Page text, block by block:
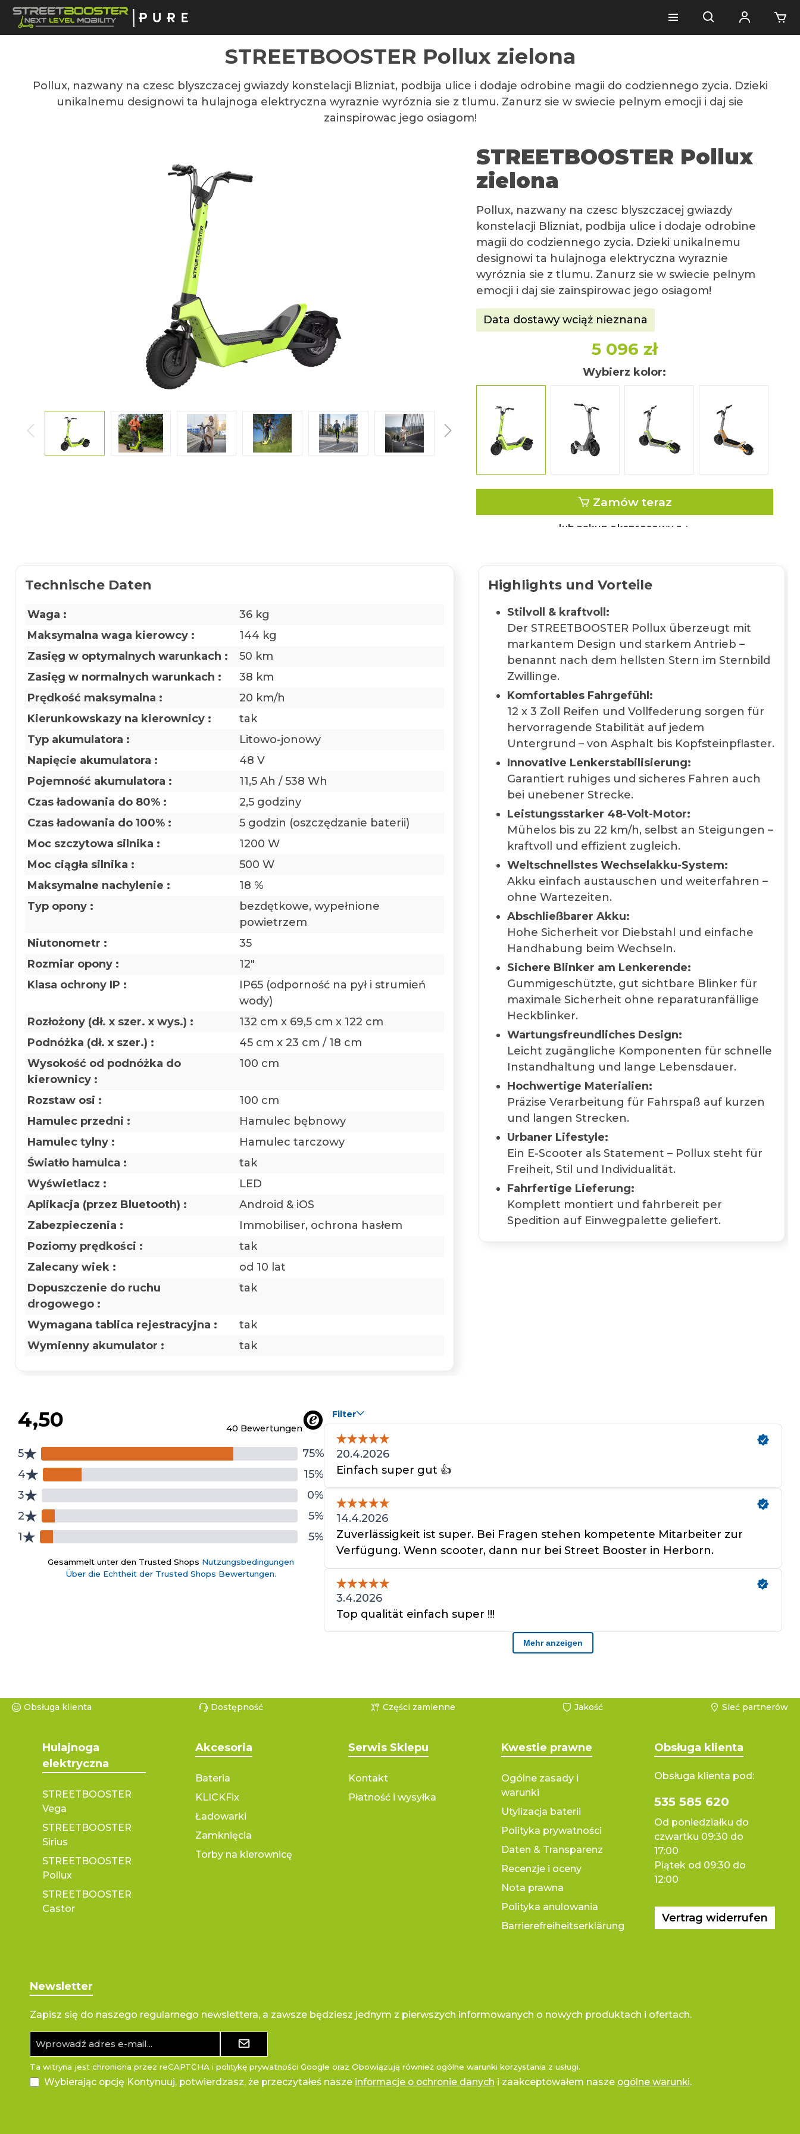
Przejdź do głównej nawigacji
STREETBOOSTER Pollux zielona
Pollux, nazwany na czesc blyszczacej gwiazdy konstelacji Blizniat, podbija ulice i dodaje odrobine magii do codziennego zycia. Dzieki
unikalnemu designowi ta hulajnoga elektryczna wyraznie wyróznia sie z tlumu. Zanurz sie w swiecie pelnym emocji i daj sie
zainspirowac jego osiagom!
STREETBOOSTER Pollux
zielona
Pollux, nazwany na czesc blyszczacej gwiazdy
konstelacji Blizniat, podbija ulice i dodaje odrobine
magii do codziennego zycia. Dzieki unikalnemu
designowi ta hulajnoga elektryczna wyraznie
wyróznia sie z tlumu. Zanurz sie w swiecie pelnym
emocji i daj sie zainspirowac jego osiagom!
Data dostawy wciąż nieznana
5 096 zł
Wybierz kolor:
grün silber srebrny zielonysrebrny
Zamów teraz
lub zakup ekspresowy z ↓
Technische Daten
Waga :
36 kg
Maksymalna waga kierowcy :
144 kg
Zasięg w optymalnych warunkach :
50 km
Zasięg w normalnych warunkach :
38 km
Prędkość maksymalna :
20 km/h
Kierunkowskazy na kierownicy :
tak
Typ akumulatora :
Litowo-jonowy
Napięcie akumulatora :
48 V
Pojemność akumulatora :
11,5 Ah / 538 Wh
Czas ładowania do 80% :
2,5 godziny
Czas ładowania do 100% :
5 godzin (oszczędzanie baterii)
Moc szczytowa silnika :
1200 W
Moc ciągła silnika :
500 W
Maksymalne nachylenie :
18 %
Typ opony :
bezdętkowe, wypełnione
powietrzem
Niutonometr :
35
Rozmiar opony :
12"
Klasa ochrony IP :
IP65 (odporność na pył i strumień
wody)
Rozłożony (dł. x szer. x wys.) :
132 cm x 69,5 cm x 122 cm
Podnóżka (dł. x szer.) :
45 cm x 23 cm / 18 cm
Wysokość od podnóżka do
kierownicy :
100 cm
Rozstaw osi :
100 cm
Hamulec przedni :
Hamulec bębnowy
Hamulec tylny :
Hamulec tarczowy
Światło hamulca :
tak
Wyświetlacz :
LED
Aplikacja (przez Bluetooth) :
Android & iOS
Zabezpieczenia :
Immobiliser, ochrona hasłem
Poziomy prędkości :
tak
Zalecany wiek :
od 10 lat
Dopuszczenie do ruchu
drogowego :
tak
Wymagana tablica rejestracyjna :
tak
Wymienny akumulator :
tak
Highlights und Vorteile
Stilvoll & kraftvoll:
Der STREETBOOSTER Pollux überzeugt mit
markantem Design und starkem Antrieb –
benannt nach dem hellsten Stern im Sternbild
Zwillinge.
Komfortables Fahrgefühl:
12 x 3 Zoll Reifen und Vollfederung sorgen für
hervorragende Stabilität auf jedem
Untergrund – von Asphalt bis Kopfsteinpflaster.
Innovative Lenkerstabilisierung:
Garantiert ruhiges und sicheres Fahren auch
bei unebener Strecke.
Leistungsstarker 48-Volt-Motor:
Mühelos bis zu 22 km/h, selbst an Steigungen –
kraftvoll und effizient zugleich.
Weltschnellstes Wechselakku-System:
Akku einfach austauschen und weiterfahren –
ohne Wartezeiten.
Abschließbarer Akku:
Hohe Sicherheit vor Diebstahl und einfache
Handhabung beim Wechseln.
Sichere Blinker am Lenkerende:
Gummigeschützte, gut sichtbare Blinker für
maximale Sicherheit ohne reparaturanfällige
Heckblinker.
Wartungsfreundliches Design:
Leicht zugängliche Komponenten für schnelle
Instandhaltung und lange Lebensdauer.
Hochwertige Materialien:
Präzise Verarbeitung für Fahrspaß auf kurzen
und langen Strecken.
Urbaner Lifestyle:
Ein E-Scooter als Statement – Pollux steht für
Freiheit, Stil und Individualität.
Fahrfertige Lieferung:
Komplett montiert und fahrbereit per
Spedition auf Einwegpalette geliefert.
Obsługa klienta Dostępność Części zamienne Jakość Sieć partnerów
Hulajnoga
elektryczna
STREETBOOSTER
Vega
STREETBOOSTER
Sirius
STREETBOOSTER
Pollux
STREETBOOSTER
Castor
Akcesoria
Bateria
KLICKFix
Ładowarki
Zamknięcia
Torby na kierownicę
Serwis Sklepu
Kontakt
Płatność i wysyłka
Kwestie prawne
Ogólne zasady i
warunki
Utylizacja baterii
Polityka prywatności
Daten & Transparenz
Recenzje i oceny
Nota prawna
Polityka anulowania
Barrierefreiheitserklärung
Obsługa klienta
Obsługa klienta pod:
535 585 620
Od poniedziałku do
czwartku 09:30 do
17:00
Piątek od 09:30 do
12:00
Vertrag widerrufen
Newsletter
Zapisz się do naszego regularnego newslettera, a zawsze będziesz jednym z pierwszych informowanych o nowych produktach i ofertach.
e-
mail*
Ta witryna jest chroniona przez reCAPTCHA i politykę prywatności Google oraz Obowiązują również ogólne warunki korzystania z usługi.
Wybierając opcję Kontynuuj, potwierdzasz, że przeczytałeś nasze informacje o ochronie danych i zaakceptowałem nasze ogólne warunki.